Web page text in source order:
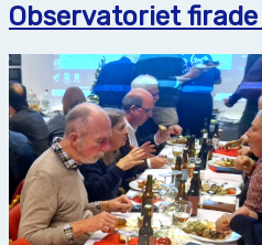
Observatoriet